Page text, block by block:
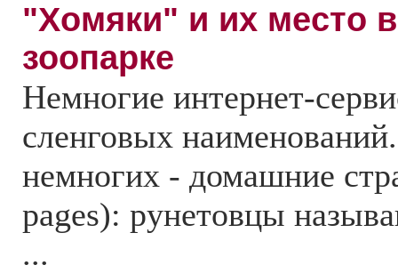
"Хомяки" и их место
зоопарке
Немногие интернет-
сленговых
немногих - домашние
pages): рунетовцы
...